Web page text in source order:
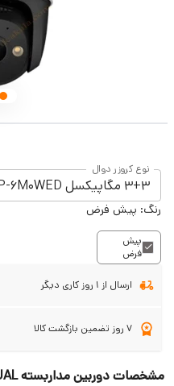
نوع کروزر دوال
3+3 مگاپیکسل IPC-S7XEP-6M0WED چراغ پلیسی
رنگ: پیش فرض
پیش
فرض
ارسال از 1 روز کاری دیگر
7 روز تضمین بازگشت کالا
مشخصات دوربین مداربسته DUAL آیمو